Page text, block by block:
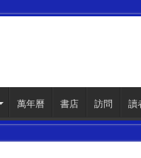
萬年曆 書店 訪問 讀